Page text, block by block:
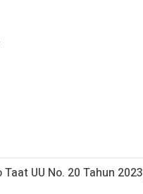
UU No. 20 Tahun